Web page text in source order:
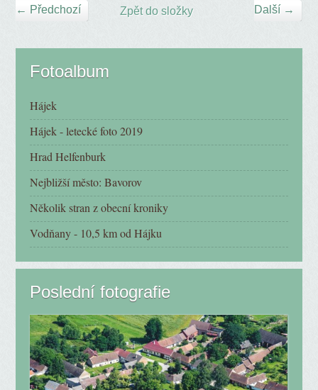
← Předchozí Další →
Zpět do složky
Fotoalbum
Hájek
Hájek - letecké foto 2019
Hrad Helfenburk
Nejbližší město: Bavorov
Několik stran z obecní kroniky
Vodňany - 10,5 km od Hájku
Poslední fotografie